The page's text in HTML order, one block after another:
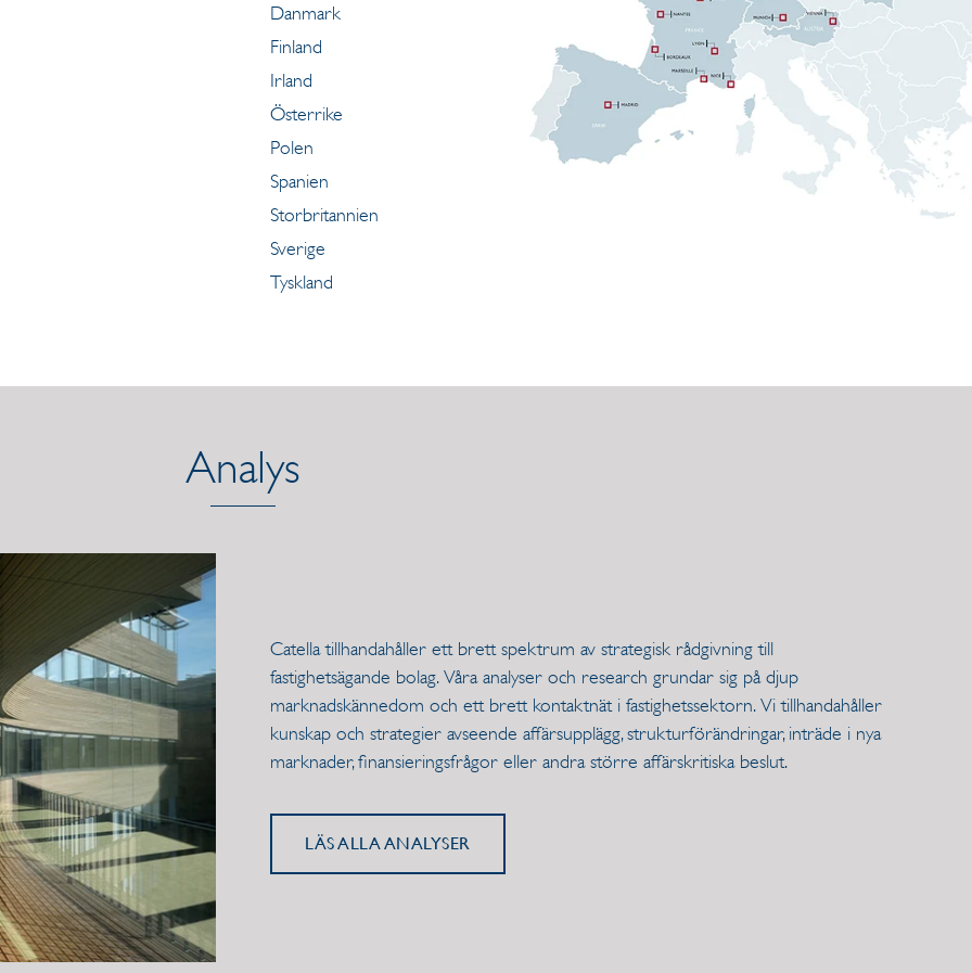
Danmark
Finland
Irland
Österrike
Polen
Spanien
Storbritannien
Sverige
Tyskland
Analys
Catella tillhandahåller ett brett spektrum av strategisk rådgivning till
fastighetsägande bolag. Våra analyser och research grundar sig på djup
marknadskännedom och ett brett kontaktnät i fastighetssektorn. Vi tillhandahåller
kunskap och strategier avseende affärsupplägg, strukturförändringar, inträde i nya
marknader, finansieringsfrågor eller andra större affärskritiska beslut.
LÄS ALLA ANALYSER